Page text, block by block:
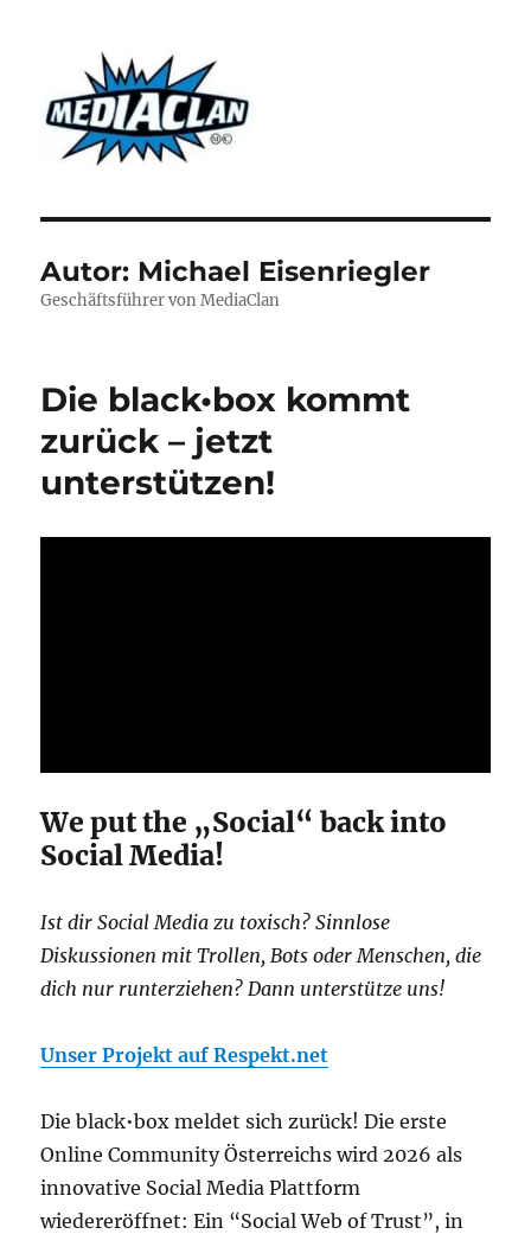
Autor: Michael Eisenriegler
Geschäftsführer von MediaClan
Die black•box kommt
zurück – jetzt
unterstützen!
We put the „Social“ back into
Social Media!
Ist dir Social Media zu toxisch? Sinnlose
Diskussionen mit Trollen, Bots oder Menschen, die
dich nur runterziehen? Dann unterstütze uns!
Unser Projekt auf Respekt.net
Die black•box meldet sich zurück! Die erste
Online Community Österreichs wird 2026 als
innovative Social Media Plattform
wiedereröffnet: Ein “Social Web of Trust”, in